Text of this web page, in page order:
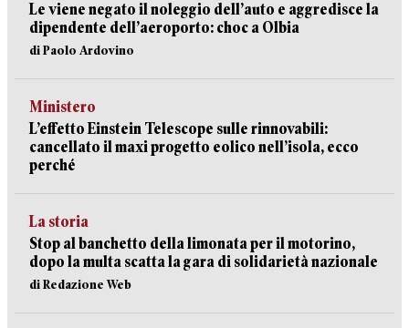
Le viene negato il noleggio dell’auto e aggredisce la
dipendente dell’aeroporto: choc a Olbia
di Paolo Ardovino
Ministero
L’effetto Einstein Telescope sulle rinnovabili:
cancellato il maxi progetto eolico nell’isola, ecco
perché
La storia
Stop al banchetto della limonata per il motorino,
dopo la multa scatta la gara di solidarietà nazionale
di Redazione Web